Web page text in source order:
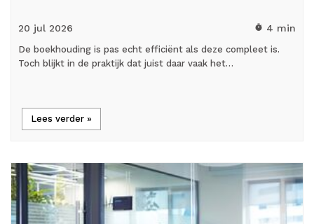
20 jul 2026 timer 4 min
De boekhouding is pas echt efficiënt als deze compleet is.
Toch blijkt in de praktijk dat juist daar vaak het…
Lees verder »